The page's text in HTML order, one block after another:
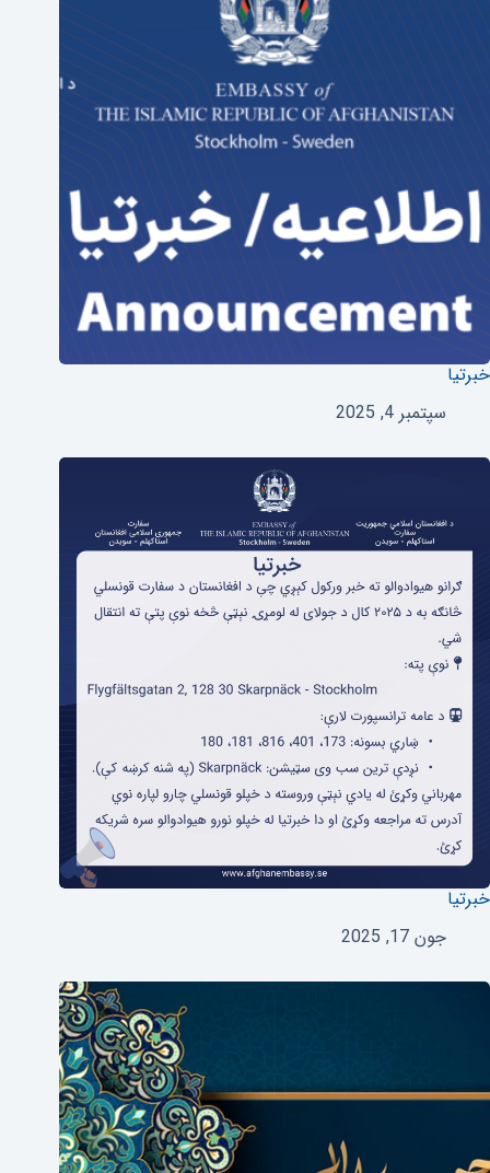
خبرتیا
سپتمبر 4, 2025
خبرتیا
جون 17, 2025